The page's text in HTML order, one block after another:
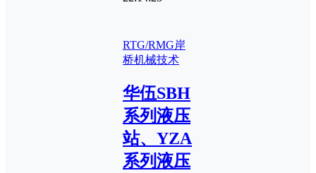
RTG/RMG岸
桥机械技术
华伍SBH
系列液压
站、YZA
系列液压